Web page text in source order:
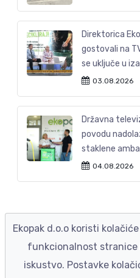
Direktorica
gostovali na
se uključe u
03.08.2026
Državna
povodu
staklene
04.08.2026
Ekopak d.o.o koristi
funkcionalnost stranice
iskustvo. Postavke